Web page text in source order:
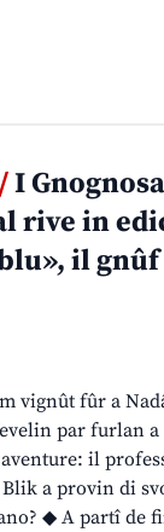
I
rive in
il gnûf
vignût fûr a
par furlan a
il
a provin di
◆ A partî de